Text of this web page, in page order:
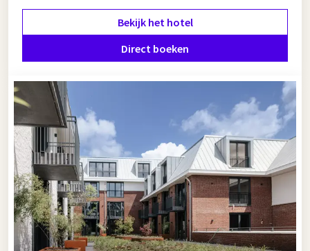
Hoofdstraat. In zowel Zandvoort als Amsterdam is er voor
Hotel in de buurt van Zandvoort
Wanneer u op zoek bent naar een hotel in de buurt van
Zandvoort, is Van der Valk Hotel Amsterdam - Amstel een
uitstekende keuze. Dit moderne hotel biedt luxe kamers en
suites, meerdererestaurants, een wellnesscentrum, een shop
en fietsverhuur. De ideale plek voor een ontspannen,
veelzijdig en zorgeloos verblijf!
Bekijk het hotel
Direct boeken